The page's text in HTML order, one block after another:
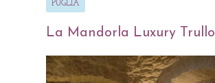
PUGLIA
La Mandorla Luxury Trullo